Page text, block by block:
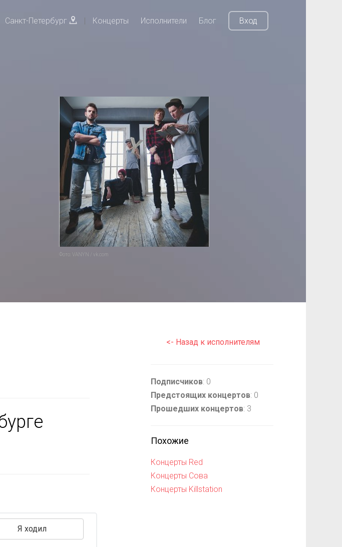
Санкт-Петербург | Концерты Исполнители Блог Вход
Фото: VANYN / vk.com
Я ходил
<- Назад к исполнителям
Подписчиков: 0
Предстоящих концертов: 0
Прошедших концертов: 3
Похожие
Концерты Red
Концерты Сова
Концерты Killstation